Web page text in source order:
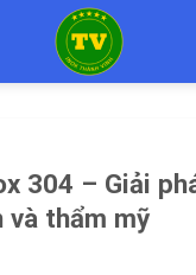
304 – Giải
và thẩm mỹ